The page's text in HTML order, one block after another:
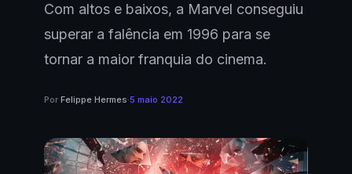
Com altos e baixos, a Marvel conseguiu
superar a falência em 1996 para se
tornar a maior franquia do cinema.
Por Felippe Hermes·5 maio 2022